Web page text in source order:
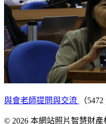
與會老師提問與交流 （
© 2026 本網站照片智慧財